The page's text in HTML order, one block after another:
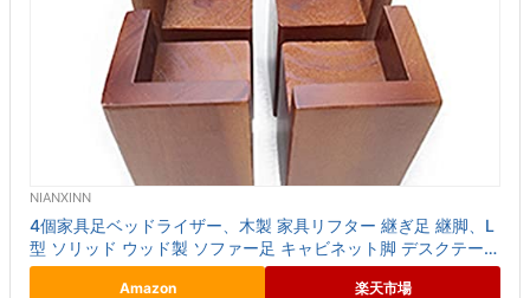
NIANXINN
4個家具足ベッドライザー、木製 家具リフター 継ぎ足 継脚、L
型 ソリッド ウッド製 ソファー足 キャビネット脚 デスクテーブ
ル脚、ソファソファテーブルチェアデスクまたは家具高さ調...
Amazon 楽天市場